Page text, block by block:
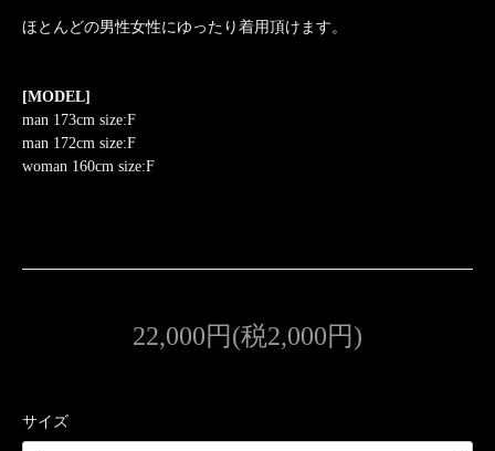
ほとんどの男性女性にゆったり着用頂けます。
[MODEL]
man 173cm size:F
man 172cm size:F
woman 160cm size:F
22,000円(税2,000円)
サイズ